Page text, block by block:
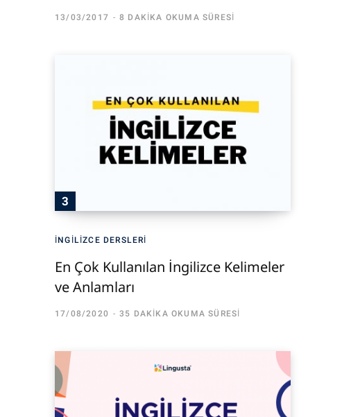
13/03/2017 8 DAKIKA OKUMA SÜRESI
İNGILIZCE DERSLERI
En Çok Kullanılan İngilizce Kelimeler
ve Anlamları
17/08/2020 35 DAKIKA OKUMA SÜRESI